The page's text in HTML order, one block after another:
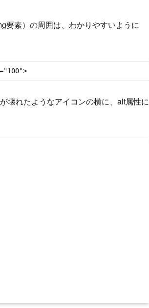
要素）の周囲は、わかりやすいように
壊れたようなアイコンの横に、alt属性に